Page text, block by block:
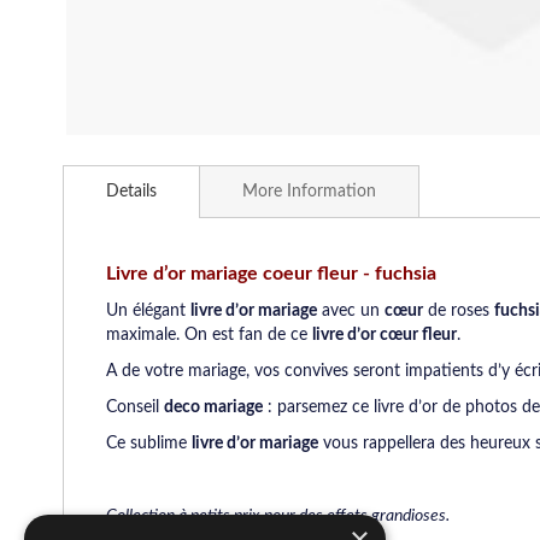
to
gallery
Details
Livre d’or mariage coeur fleur - fuchsia
Un élégant livre d’or mariage avec un cœurde roses
maximale. On est fan de ce livre d’or cœur fleur.
A de votre mariage, vos convives seront impatients d’y
Conseil deco mariage : parsemez ce livre d’or de photos
Ce sublime livre d’or mariage vous rappellera des
Collection à petits prix pour des effets grandioses.
More Information